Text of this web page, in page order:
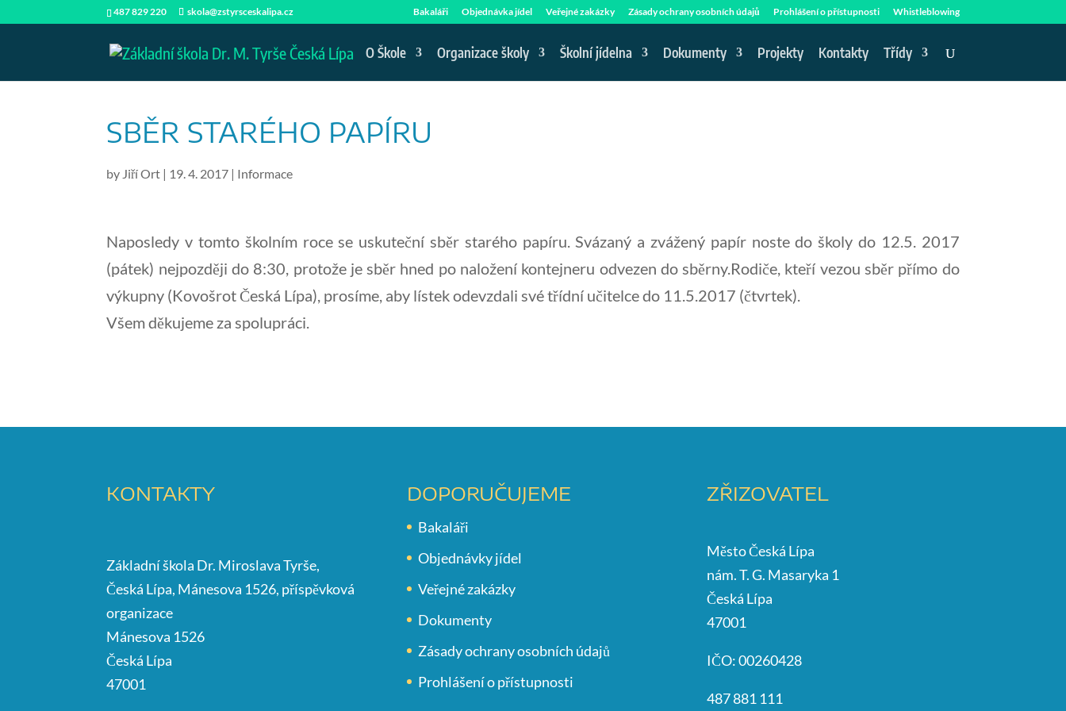
487 829 220 skola@zstyrsceskalipa.cz Bakaláři Objednávka jídel Veřejné zakázky Zásady ochrany osobních údajů Prohlášení o přístupnosti Whistleblowing
O Škole Organizace školy Školní jídelna Dokumenty Projekty Kontakty Třídy
SBĚR STARÉHO PAPÍRU
by Jiří Ort | 19. 4. 2017 | Informace
Naposledy v tomto školním roce se uskuteční sběr starého papíru. Svázaný a zvážený papír noste do školy do 12.5. 2017
(pátek) nejpozději do 8:30, protože je sběr hned po naložení kontejneru odvezen do sběrny.Rodiče, kteří vezou sběr přímo do
výkupny (Kovošrot Česká Lípa), prosíme, aby lístek odevzdali své třídní učitelce do 11.5.2017 (čtvrtek).
Všem děkujeme za spolupráci.
KONTAKTY
Základní škola Dr. Miroslava Tyrše,
Česká Lípa, Mánesova 1526, příspěvková
organizace
Mánesova 1526
Česká Lípa
47001
DOPORUČUJEME
Bakaláři
Objednávky jídel
Veřejné zakázky
Dokumenty
Zásady ochrany osobních údajů
Prohlášení o přístupnosti
ZŘIZOVATEL
Město Česká Lípa
nám. T. G. Masaryka 1
Česká Lípa
47001
IČO: 00260428
487 881 111